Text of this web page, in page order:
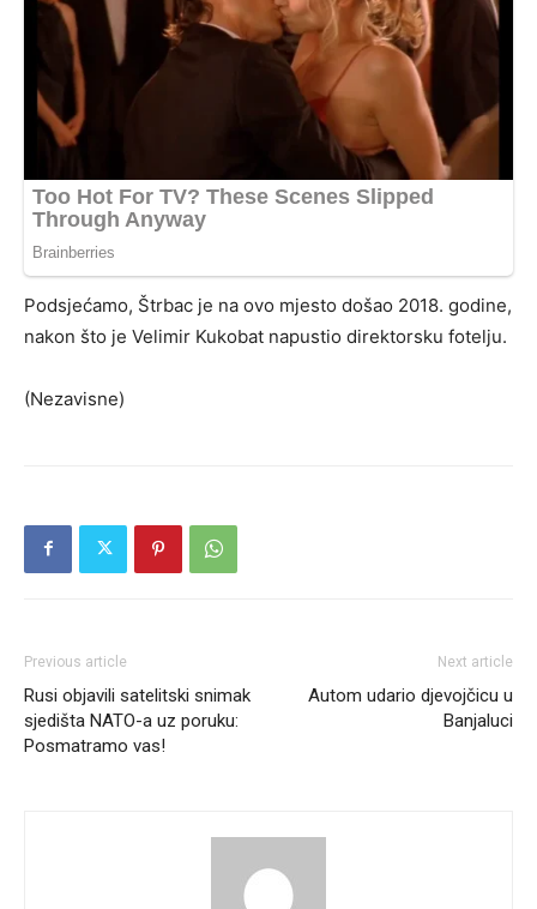
Podsjećamo, Štrbac je na ovo mjesto došao 2018. godine,
nakon što je Velimir Kukobat napustio direktorsku fotelju.
(Nezavisne)
Previous article
Rusi objavili satelitski snimak
sjedišta NATO-a uz poruku:
Posmatramo vas!
Next article
Autom udario djevojčicu u
Banjaluci